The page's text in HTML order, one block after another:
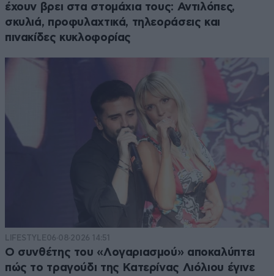
έχουν βρει στα στομάχια τους: Αντιλόπες,
σκυλιά, προφυλαχτικά, τηλεοράσεις και
πινακίδες κυκλοφορίας
LIFESTYLE06·08·2026 14:51
Ο συνθέτης του «Λογαριασμού» αποκαλύπτει
πώς το τραγούδι της Κατερίνας Λιόλιου έγινε